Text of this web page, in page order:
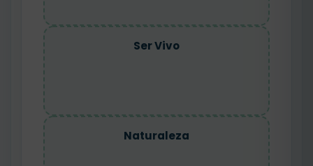
Ser Vivo
Naturaleza